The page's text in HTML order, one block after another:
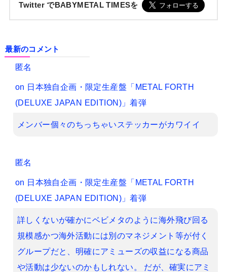
Twitter でBABYMETAL TIMESを
最新のコメント
匿名
on 日本独自企画・限定生産盤「METAL FORTH
(DELUXE JAPAN EDITION)」着弾
メンバー個々のちっちゃいステッカーがカワイイ
匿名
on 日本独自企画・限定生産盤「METAL FORTH
(DELUXE JAPAN EDITION)」着弾
詳しくないが確かにベビメタのように海外飛び回る
規模感かつ海外活動には別のマネジメント等が付く
グループだと、明確にアミューズの収益になる商品
や活動は少ないのかもしれない。 だが、確実にアミ